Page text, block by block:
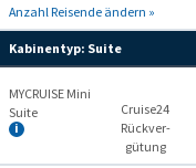
Anzahl Reisende ändern »
Kabinentyp: Suite
MYCRUISE Mini
Suite
Cruise24
Rückver­
gütung